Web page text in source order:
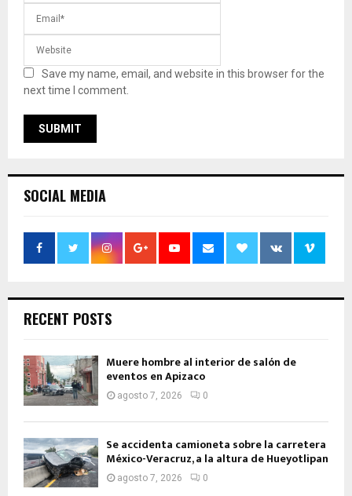
Save my name, email, and website in this browser for the
next time I comment.
SOCIAL MEDIA
RECENT POSTS
Muere hombre al interior de salón de
eventos en Apizaco
agosto 7, 2026 0
Se accidenta camioneta sobre la carretera
México-Veracruz, a la altura de Hueyotlipan
agosto 7, 2026 0